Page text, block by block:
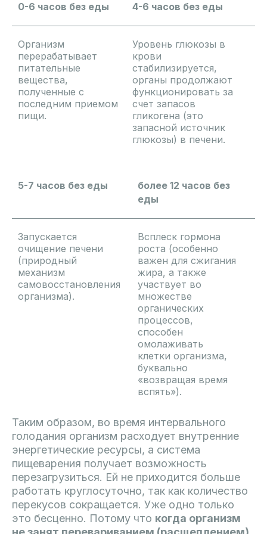
0-6 часов без еды 4-6 часов без еды
Организм
перерабатывает
питательные
вещества,
полученные с
последним приемом
пищи.
Уровень глюкозы в
крови
стабилизируется,
органы продолжают
функционировать за
счет запасов
гликогена (это
запасной источник
глюкозы) в печени.
5-7 часов без еды
более 12 часов без
еды
Запускается
очищение печени
(природный
механизм
самовосстановления
организма).
Всплеск гормона
роста (особенно
важен для сжигания
жира, а также
участвует во
множестве
органических
процессов,
способен
омолаживать
клетки организма,
буквально
«возвращая время
вспять»).
Таким образом, во время интервального
голодания организм расходует внутренние
энергетические ресурсы, а система
пищеварения получает возможность
перезагрузиться. Ей не приходится больше
работать круглосуточно, так как количество
перекусов сокращается. Уже одно только
это бесценно. Потому что когда организм